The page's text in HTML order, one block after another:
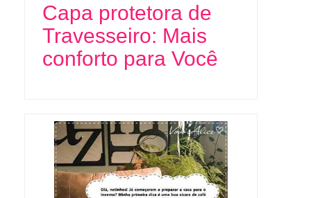
Capa protetora de
Travesseiro: Mais
conforto para Você